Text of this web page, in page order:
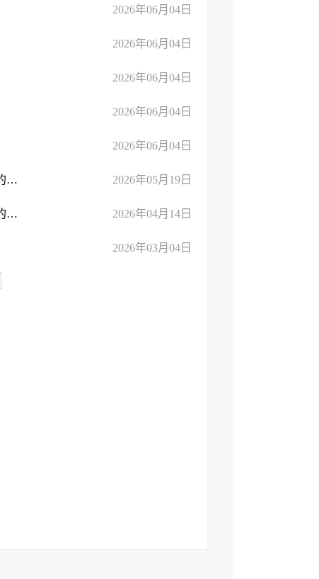
2026年06月04日
2026年06月04日
2026年06月04日
2026年06月04日
2026年06月04日
关于对临沂佳美交通工程有限公司送达《责令限期缴存决定书》的公告 2026年05月19日
关于对临沂佳美交通工程有限公司送达《责令限期缴存通知书》的公告 2026年04月14日
2026年03月04日